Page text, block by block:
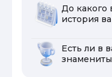
До какого
история
Есть ли в